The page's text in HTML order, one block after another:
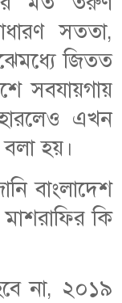
সততা,
জিতত
সবযায়গায়
এখন
হয়।
বাংলাদেশ
কি
না, ২০১৯